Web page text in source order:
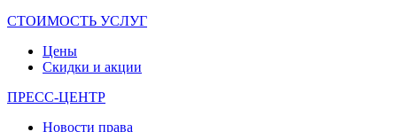
СТОИМОСТЬ УСЛУГ
Цены
Скидки и акции
ПРЕСС-ЦЕНТР
Новости права